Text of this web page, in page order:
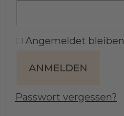
Angemeldet bleiben
ANMELDEN
Passwort vergessen?